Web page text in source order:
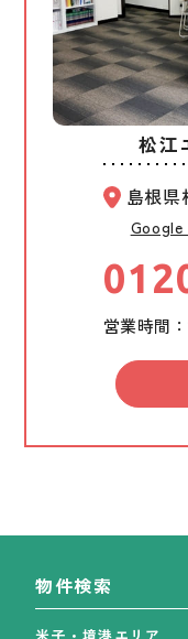
松江
島根県
営業時間
物件検索